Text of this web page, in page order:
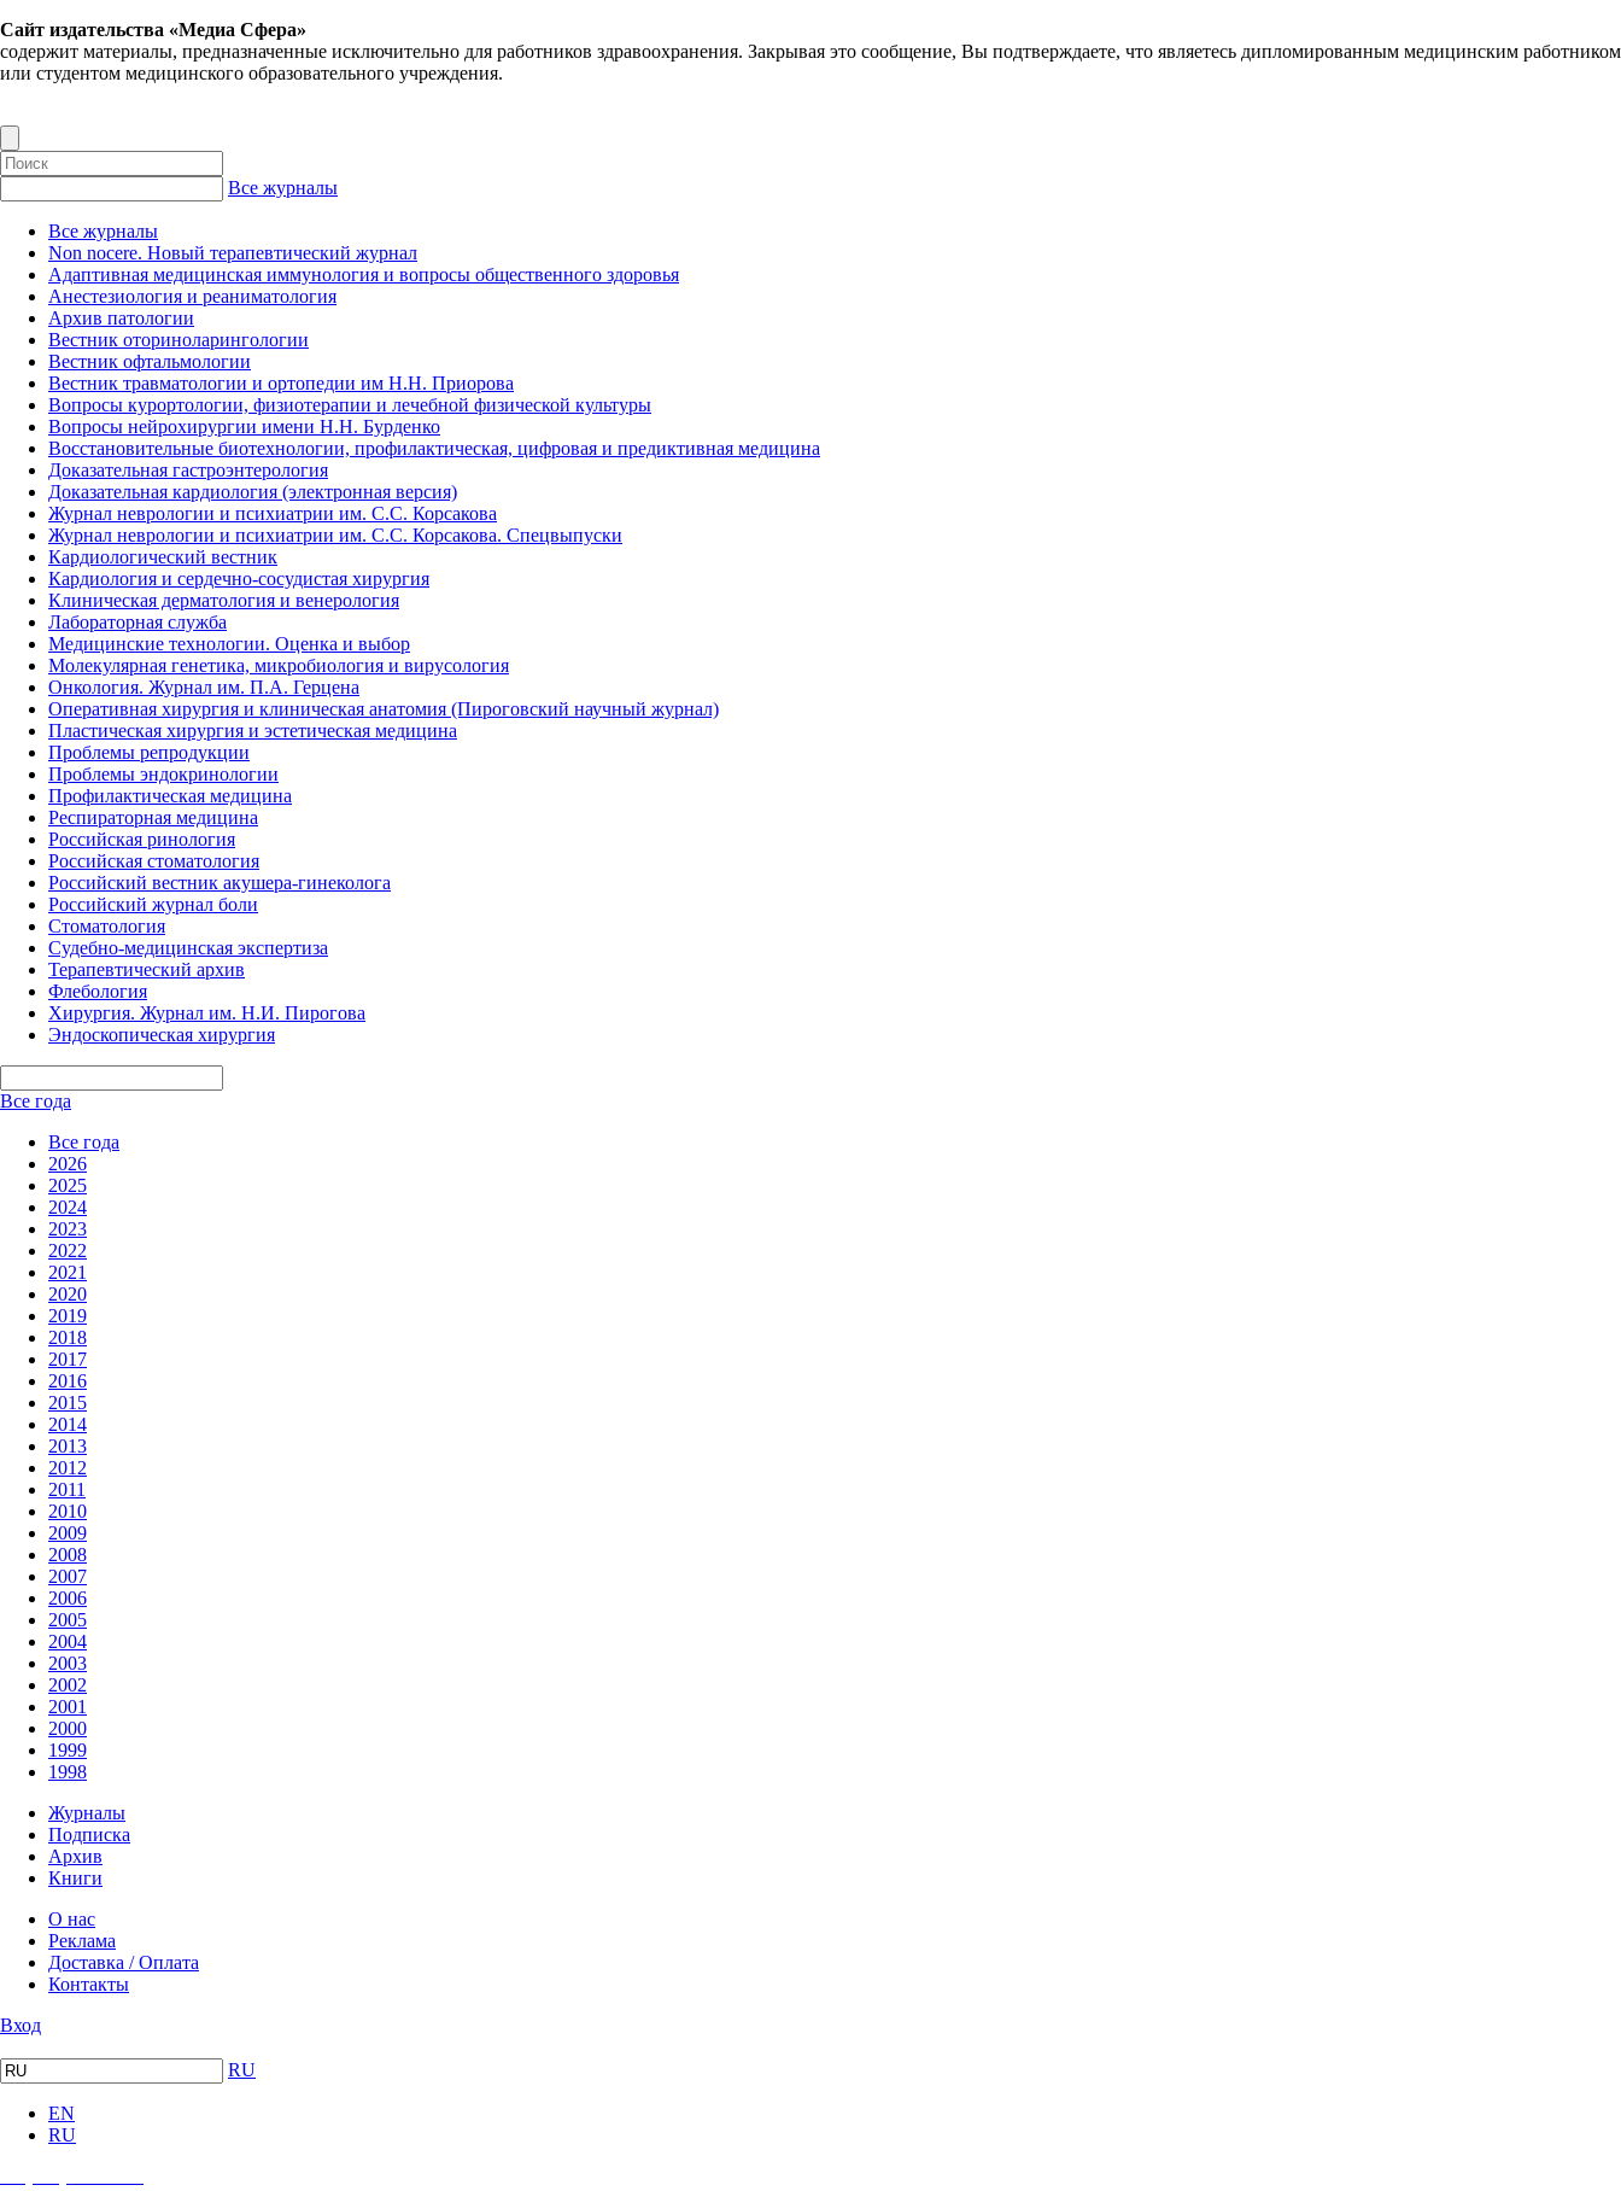
Сайт издательства «Медиа Сфера»
содержит материалы, предназначенные исключительно для работников здравоохранения. Закрывая это сообщение, Вы подтверждаете, что являетесь дипломированным медицинским работником
или студентом медицинского образовательного учреждения.
Все журналы
Все журналы
Non nocere. Новый терапевтический журнал
Адаптивная медицинская иммунология и вопросы общественного здоровья
Анестезиология и реаниматология
Архив патологии
Вестник оториноларингологии
Вестник офтальмологии
Вестник травматологии и ортопедии им Н.Н. Приорова
Вопросы курортологии, физиотерапии и лечебной физической культуры
Вопросы нейрохирургии имени Н.Н. Бурденко
Восстановительные биотехнологии, профилактическая, цифровая и предиктивная медицина
Доказательная гастроэнтерология
Доказательная кардиология (электронная версия)
Журнал неврологии и психиатрии им. С.С. Корсакова
Журнал неврологии и психиатрии им. С.С. Корсакова. Спецвыпуски
Кардиологический вестник
Кардиология и сердечно-сосудистая хирургия
Клиническая дерматология и венерология
Лабораторная служба
Медицинские технологии. Оценка и выбор
Молекулярная генетика, микробиология и вирусология
Онкология. Журнал им. П.А. Герцена
Оперативная хирургия и клиническая анатомия (Пироговский научный журнал)
Пластическая хирургия и эстетическая медицина
Проблемы репродукции
Проблемы эндокринологии
Профилактическая медицина
Респираторная медицина
Российская ринология
Российская стоматология
Российский вестник акушера-гинеколога
Российский журнал боли
Стоматология
Судебно-медицинская экспертиза
Терапевтический архив
Флебология
Хирургия. Журнал им. Н.И. Пирогова
Эндоскопическая хирургия
Все года
Все года
2026
2025
2024
2023
2022
2021
2020
2019
2018
2017
2016
2015
2014
2013
2012
2011
2010
2009
2008
2007
2006
2005
2004
2003
2002
2001
2000
1999
1998
Журналы
Подписка
Архив
Книги
О нас
Реклама
Доставка / Оплата
Контакты
Вход
RU
EN
RU